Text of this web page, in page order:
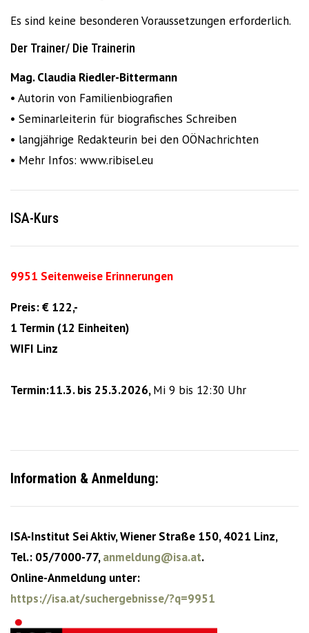
Es sind keine besonderen Voraussetzungen erforderlich.
Der Trainer/ Die Trainerin
Mag. Claudia Riedler-Bittermann
• Autorin von Familienbiografien
• Seminarleiterin für biografisches Schreiben
• langjährige Redakteurin bei den OÖNachrichten
• Mehr Infos: www.ribisel.eu
ISA-Kurs
9951 Seitenweise Erinnerungen
Preis: € 122,-
1 Termin (12 Einheiten)
WIFI Linz
Termin:11.3. bis 25.3.2026,Mi 9 bis 12:30 Uhr
Information & Anmeldung:
ISA-Institut Sei Aktiv, Wiener Straße 150, 4021 Linz,
Tel.: 05/7000-77,anmeldung@isa.at.
Online-Anmeldung unter:
https://isa.at/suchergebnisse/?q=9951